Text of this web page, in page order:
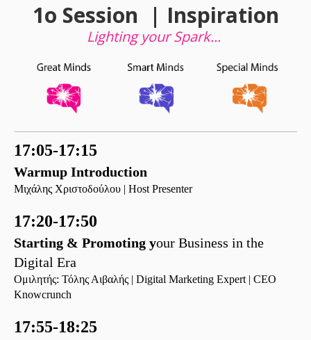
1ο Session | Inspiration
Lighting your Spark...
17:05-17:15
Warmup Introduction
Mιχάλης Χριστοδούλου | Host Presenter
17:20-17:50
Starting & Promoting your Business in the
Digital Era
Ομιλητής: ΤόληςΑιβαλής | Digital Marketing Expert | CEO
Knowcrunch
17:55-18:25